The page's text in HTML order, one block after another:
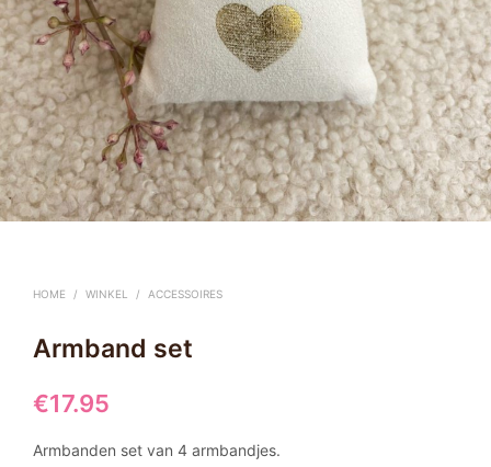
HOME / WINKEL / ACCESSOIRES
Armband set
€17.95
Armbanden set van 4 armbandjes.